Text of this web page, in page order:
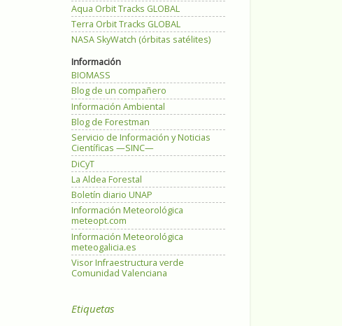
Aqua Orbit Tracks GLOBAL
Terra Orbit Tracks GLOBAL
NASA SkyWatch (órbitas satélites)
Información
BIOMASS
Blog de un compañero
Información Ambiental
Blog de Forestman
Servicio de Información y Noticias
Científicas —SINC—
DiCyT
La Aldea Forestal
Boletín diario UNAP
Información Meteorológica
meteopt.com
Información Meteorológica
meteogalicia.es
Visor Infraestructura verde
Comunidad Valenciana
Etiquetas